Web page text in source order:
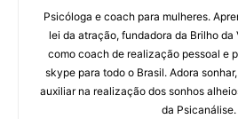
Psicóloga e coach para mulheres.
lei da atração, fundadora da Brilho
como coach de realização pessoal e
skype para todo o Brasil. Adora
auxiliar na realização dos sonhos
da Psicanálise.